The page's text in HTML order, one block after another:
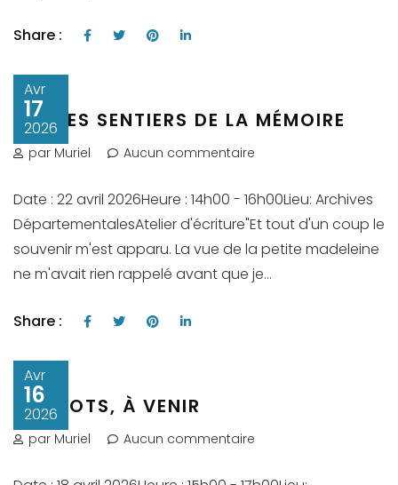
Share :
Avr
17
2026
SUR LES SENTIERS DE LA MÉMOIRE
par Muriel Aucun commentaire
Date : 22 avril 2026Heure : 14h00 - 16h00Lieu: Archives
DépartementalesAtelier d'écriture"Et tout d'un coup le
souvenir m'est apparu. La vue de la petite madeleine
ne m'avait rien rappelé avant que je...
Share :
Avr
16
2026
LES MOTS, À VENIR
par Muriel Aucun commentaire